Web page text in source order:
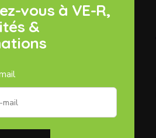
vous à VE-R,
&